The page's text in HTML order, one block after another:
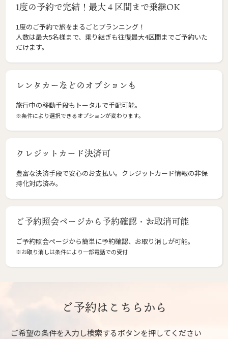
1度の予約で完結！最大４区間まで乗継OK
1度のご予約で旅をまるごとプランニング！
人数は最大5名様まで、乗り継ぎも往復最大4区間までご予約いた
だけます。
レンタカーなどのオプションも
旅行中の移動手段もトータルで手配可能。
※条件により選択できるオプションが変わります。
クレジットカード決済可
豊富な決済手段で安心のお支払い。クレジットカード情報の非保
持化対応済み。
ご予約照会ページから予約確認・お取消可能
ご予約照会ページから簡単に予約確認、お取り消しが可能。
※お取り消しは条件により一部電話での受付
ご予約はこちらから
ご希望の条件を入力し検索するボタンを押してください